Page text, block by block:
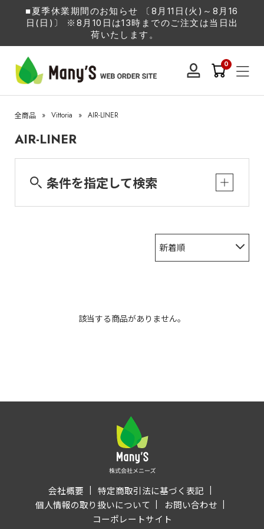
■夏季休業期間のお知らせ 〔8月11日(火)～8月16
日(日)〕 ※8月10日は13時までのご注文は当日出
荷いたします。
0
全商品 » Vittoria » AIR-LINER
AIR-LINER
条件を指定して検索
新着順
該当する商品がありません。
会社概要
特定商取引法に基づく表記
個人情報の取り扱いについて
お問い合わせ
コーポレートサイト